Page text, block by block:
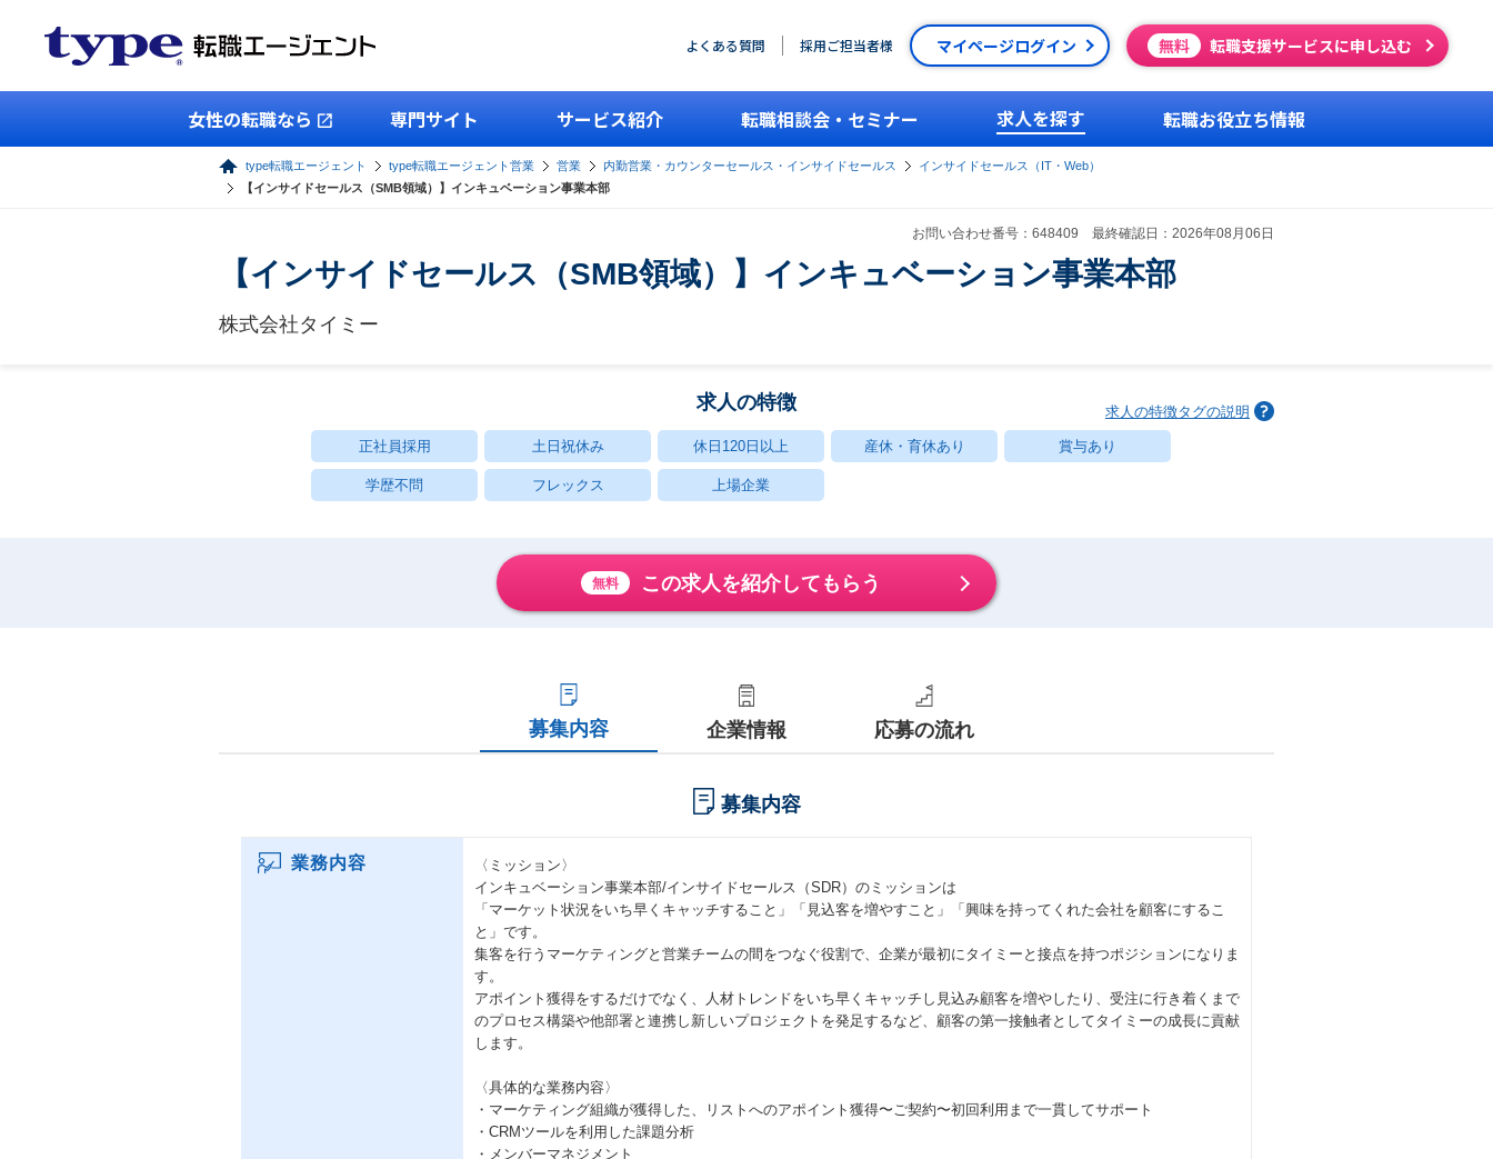
よくある質問 採用ご担当者様 マイページログイン 無料 転職支援サービスに申し込む
女性の転職なら 専門サイト サービス紹介 転職相談会・セミナー 求人を探す 転職お役立ち情報
type転職エージェント type転職エージェント営業 営業 内勤営業・カウンターセールス・インサイドセールス
インサイドセールス（IT・Web）
【インサイドセールス（SMB領域）】インキュベーション事業本部
お問い合わせ番号：648409 最終確認日：2026年08月06日
【インサイドセールス（SMB領域）】インキュベーション事業本部
株式会社タイミー
求人の特徴 求人の特徴タグの説明
正社員採用 土日祝休み 休日120日以上 産休・育休あり 賞与あり
学歴不問 フレックス 上場企業
無料 この求人を紹介してもらう
募集内容 企業情報 応募の流れ
募集内容
業務内容
〈ミッション〉
インキュベーション事業本部/インサイドセールス（SDR）のミッションは
「マーケット状況をいち早くキャッチすること」「見込客を増やすこと」「興味を持ってくれた会社を顧客にするこ
と」です。
集客を行うマーケティングと営業チームの間をつなぐ役割で、企業が最初にタイミーと接点を持つポジションになりま
す。
アポイント獲得をするだけでなく、人材トレンドをいち早くキャッチし見込み顧客を増やしたり、受注に行き着くまで
のプロセス構築や他部署と連携し新しいプロジェクトを発足するなど、顧客の第一接触者としてタイミーの成長に貢献
します。
〈具体的な業務内容〉
・マーケティング組織が獲得した、リストへのアポイント獲得〜ご契約〜初回利用まで一貫してサポート
・CRMツールを利用した課題分析
・メンバーマネジメント